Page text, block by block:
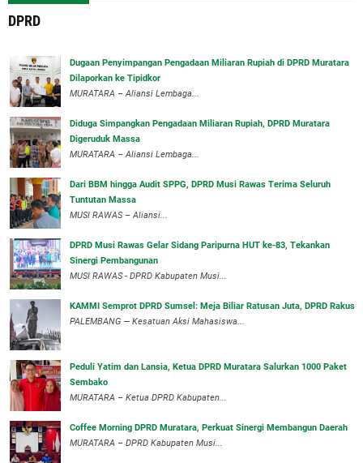
DPRD
‎Dugaan Penyimpangan Pengadaan Miliaran Rupiah di DPRD Muratara
Dilaporkan ke Tipidkor
‎MURATARA – Aliansi Lembaga...
Diduga Simpangkan Pengadaan Miliaran Rupiah, DPRD Muratara
Digeruduk Massa
‎MURATARA – Aliansi Lembaga...
Dari BBM hingga Audit SPPG, DPRD Musi Rawas Terima Seluruh
Tuntutan Massa
MUSI RAWAS – Aliansi...
DPRD Musi Rawas Gelar Sidang Paripurna HUT ke-83, Tekankan
Sinergi Pembangunan
MUSI RAWAS - DPRD Kabupaten Musi...
KAMMI Semprot DPRD Sumsel: Meja Biliar Ratusan Juta, DPRD Rakus
PALEMBANG — Kesatuan Aksi Mahasiswa...
Peduli Yatim dan Lansia, Ketua DPRD Muratara Salurkan 1000 Paket
Sembako
MURATARA – Ketua DPRD Kabupaten...
Coffee Morning DPRD Muratara, Perkuat Sinergi Membangun Daerah
MURATARA – DPRD Kabupaten Musi...